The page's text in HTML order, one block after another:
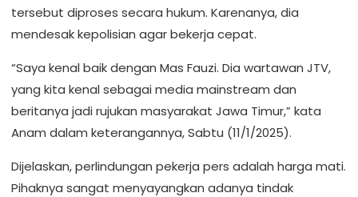
tersebut diproses secara hukum. Karenanya, dia
mendesak kepolisian agar bekerja cepat.
“Saya kenal baik dengan Mas Fauzi. Dia wartawan JTV,
yang kita kenal sebagai media mainstream dan
beritanya jadi rujukan masyarakat Jawa Timur,” kata
Anam dalam keterangannya, Sabtu (11/1/2025).
Dijelaskan, perlindungan pekerja pers adalah harga mati.
Pihaknya sangat menyayangkan adanya tindak